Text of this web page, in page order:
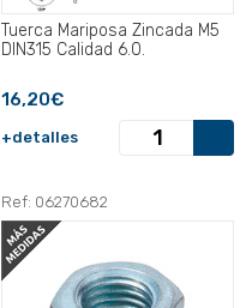
Tuerca Mariposa Zincada M5
DIN315 Calidad 6.0.
16,20€
+detalles
Ref: 06270682